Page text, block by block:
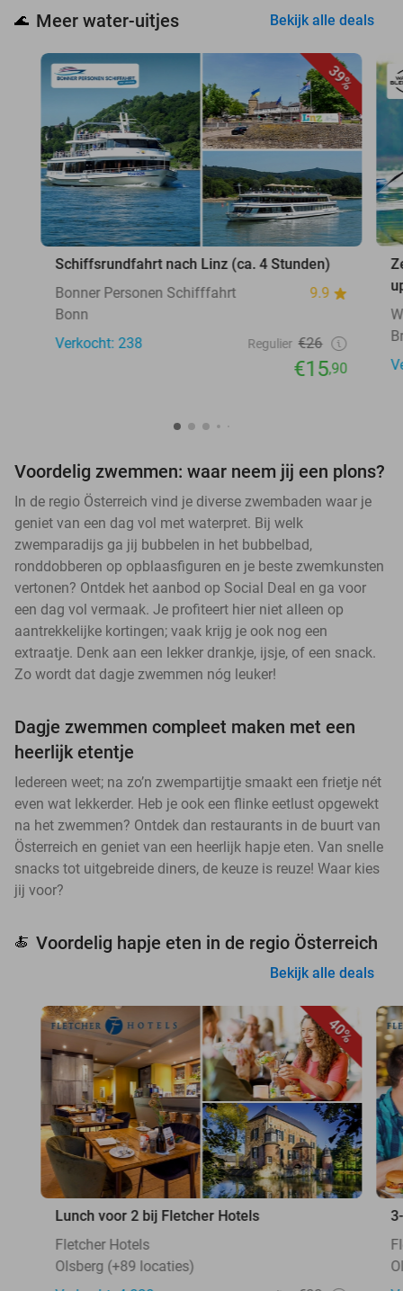
🌊 Meer water-uitjes Bekijk alle deals
39%
Schiffsrundfahrt nach Linz (ca. 4 Stunden)
Bonner Personen Schifffahrt
9.9
Bonn
Verkocht: 238
Regulier €26
€15,90
Voordelig zwemmen: waar neem jij een plons?
In de regio Österreich vind je diverse zwembaden waar je
geniet van een dag vol met waterpret. Bij welk
zwemparadijs ga jij bubbelen in het bubbelbad,
ronddobberen op opblaasfiguren en je beste zwemkunsten
vertonen? Ontdek het aanbod op Social Deal en ga voor
een dag vol vermaak. Je profiteert hier niet alleen op
aantrekkelijke kortingen; vaak krijg je ook nog een
extraatje. Denk aan een lekker drankje, ijsje, of een snack.
Zo wordt dat dagje zwemmen nóg leuker!
Dagje zwemmen compleet maken met een
heerlijk etentje
Iedereen weet; na zo’n zwempartijtje smaakt een frietje nét
even wat lekkerder. Heb je ook een flinke eetlust opgewekt
na het zwemmen? Ontdek dan restaurants in de buurt van
Österreich en geniet van een heerlijk hapje eten. Van snelle
snacks tot uitgebreide diners, de keuze is reuze! Waar kies
jij voor?
🍝 Voordelig hapje eten in de regio Österreich
Bekijk alle deals
40%
Lunch voor 2 bij Fletcher Hotels
Fletcher Hotels
Olsberg (+89 locaties)